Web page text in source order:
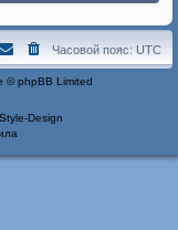
Часовой пояс: UTC
© phpBB Limited
Design